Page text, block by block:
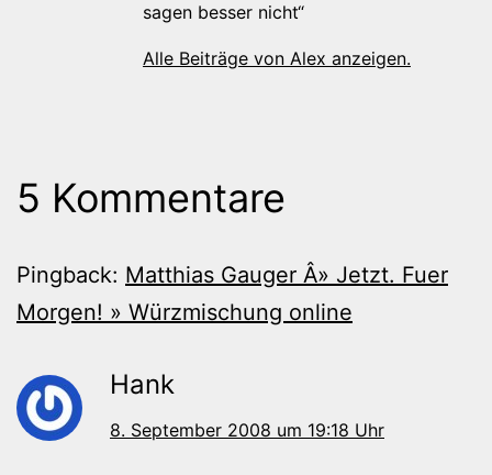
sagen besser nicht“
Alle Beiträge von Alex anzeigen.
5 Kommentare
Pingback: Matthias Gauger Â» Jetzt. Fuer
Morgen! » Würzmischung online
Hank
8. September 2008 um 19:18 Uhr